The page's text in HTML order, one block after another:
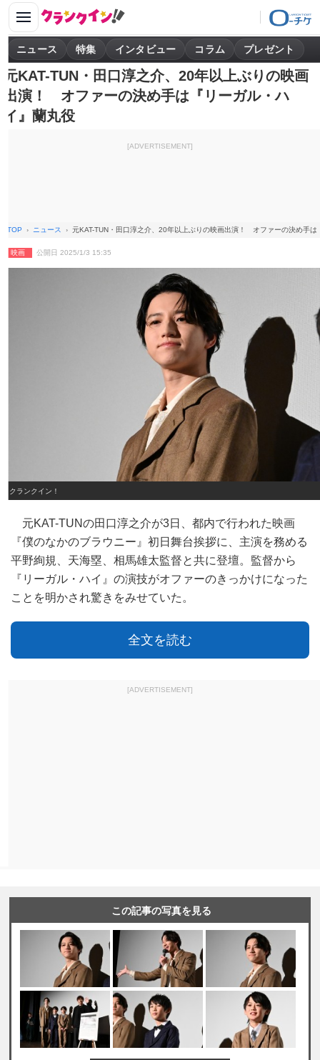
ニュース 特集 インタビュー コラム プレゼント
元KAT-TUN・田口淳之介、20年以上ぶりの映画
出演！ オファーの決め手は『リーガル・ハ
イ』蘭丸役
[ADVERTISEMENT]
TOP ニュース 元KAT-TUN・田口淳之介、20年以上ぶりの映画出演！ オファーの決め手は
映画 公開日 2025/1/3 15:35
クランクイン！
元KAT-TUNの田口淳之介が3日、都内で行われた映画
『僕のなかのブラウニー』初日舞台挨拶に、主演を務める
平野絢規、天海塁、相馬雄太監督と共に登壇。監督から
『リーガル・ハイ』の演技がオファーのきっかけになった
ことを明かされ驚きをみせていた。
全文を読む
[ADVERTISEMENT]
この記事の写真を見る